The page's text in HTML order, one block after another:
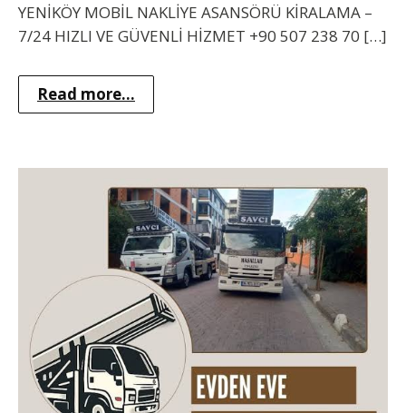
YENİKÖY MOBİL NAKLİYE ASANSÖRÜ KİRALAMA –
7/24 HIZLI VE GÜVENLİ HİZMET +90 507 238 70 […]
Read more...